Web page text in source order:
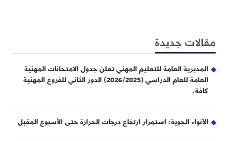
مقالات جديدة
المديرية العامة للتعليم المهني تعلن جدول الامتحانات المهنية
العامة للعام الدراسي (2026/2025) الدور الثاني للفروع المهنية
كافة.
الأنواء الجوية: استمرار ارتفاع درجات الحرارة حتى الأسبوع المقبل